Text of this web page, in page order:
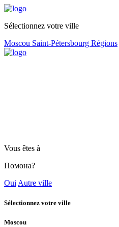
Sélectionnez votre ville
Moscou Saint-Pétersbourg Régions
Vous êtes à
Помона?
Oui Autre ville
Sélectionnez votre ville
Moscou